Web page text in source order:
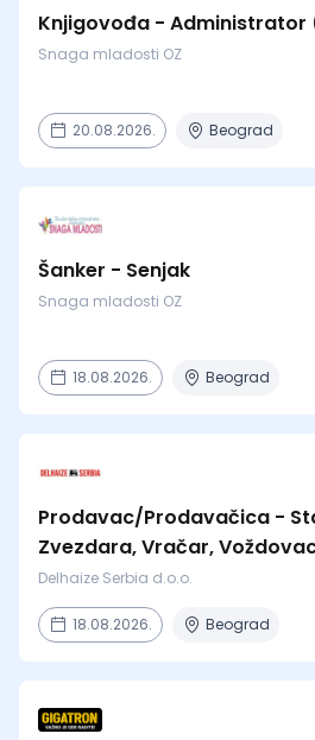
Knjigovođa - Administrator
Snaga mladosti OZ
20.08.2026. Beograd
Šanker - Senjak
Snaga mladosti OZ
18.08.2026. Beograd
Prodavac/Prodavačica -
Zvezdara, Vračar,
Čukarica
Delhaize Serbia d.o.o.
18.08.2026. Beograd